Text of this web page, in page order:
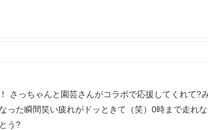
さっちゃんと園芸さんがコラボで応援してくれて?
った瞬間笑い疲れがドッときて（笑）0時まで走れ
う?